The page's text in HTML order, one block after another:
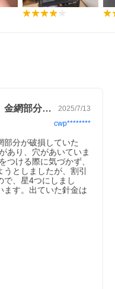
お値段的には大満足でしたが、金網部分が… 2025/7/13
cwp********
部分が破損していた
あり、穴があいていま
つける際に気づかず、
としましたが、割引
で、星4つにしまし
ます。出ていた針金は